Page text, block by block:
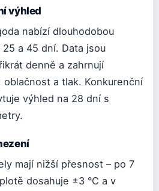
výhled
nabízí dlouhodobou
a 45 dní. Data jsou
denně a zahrnují
oblačnost a tlak. Konkurenční
výhled na 28 dní s
mají nižší přesnost – po 7
dosahuje ±3 °C a v